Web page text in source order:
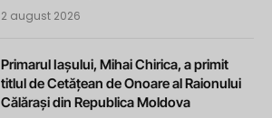
2 august 2026
Primarul Iașului, Mihai Chirica, a primit
titlul de Cetățean de Onoare al Raionului
Călărași din Republica Moldova